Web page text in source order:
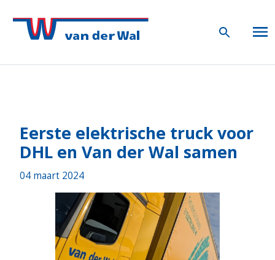
Eerste elektrische truck voor
DHL en Van der Wal samen
04 maart 2024